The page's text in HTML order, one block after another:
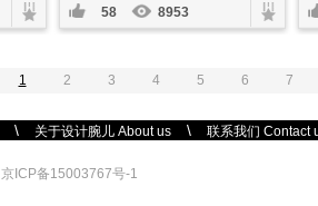
58 8953
1 2 3 4 5 6 7
\ 关于设计腕儿 About us \ 联系我们 Contact
京ICP备15003767号-1